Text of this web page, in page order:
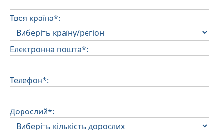
Твоя країна*:
Електронна пошта*:
Телефон*:
Дорослий*: